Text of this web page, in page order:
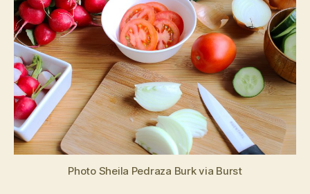
n
Photo Sheila Pedraza Burk via Burst